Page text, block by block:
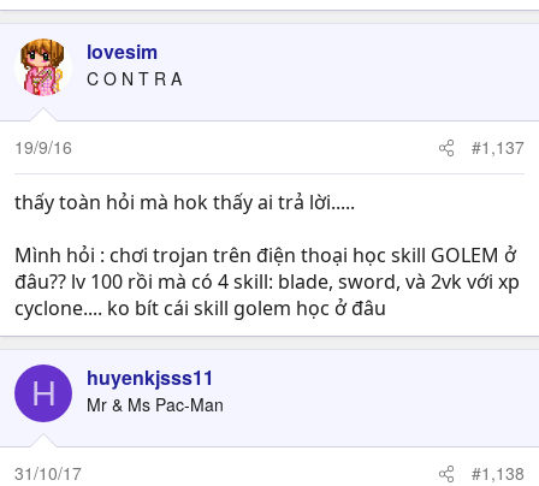
lovesim
C O N T R A
19/9/16 #1,137
thấy toàn hỏi mà hok thấy ai trả lời.....
Mình hỏi : chơi trojan trên điện thoại học skill GOLEM ở
đâu?? lv 100 rồi mà có 4 skill: blade, sword, và 2vk với xp
cyclone.... ko bít cái skill golem học ở đâu
H huyenkjsss11
Mr & Ms Pac-Man
31/10/17 #1,138